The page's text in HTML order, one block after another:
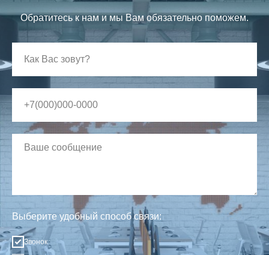
Обратитесь к нам и мы Вам обязательно поможем.
Выберите удобный способ связи:
Звонок